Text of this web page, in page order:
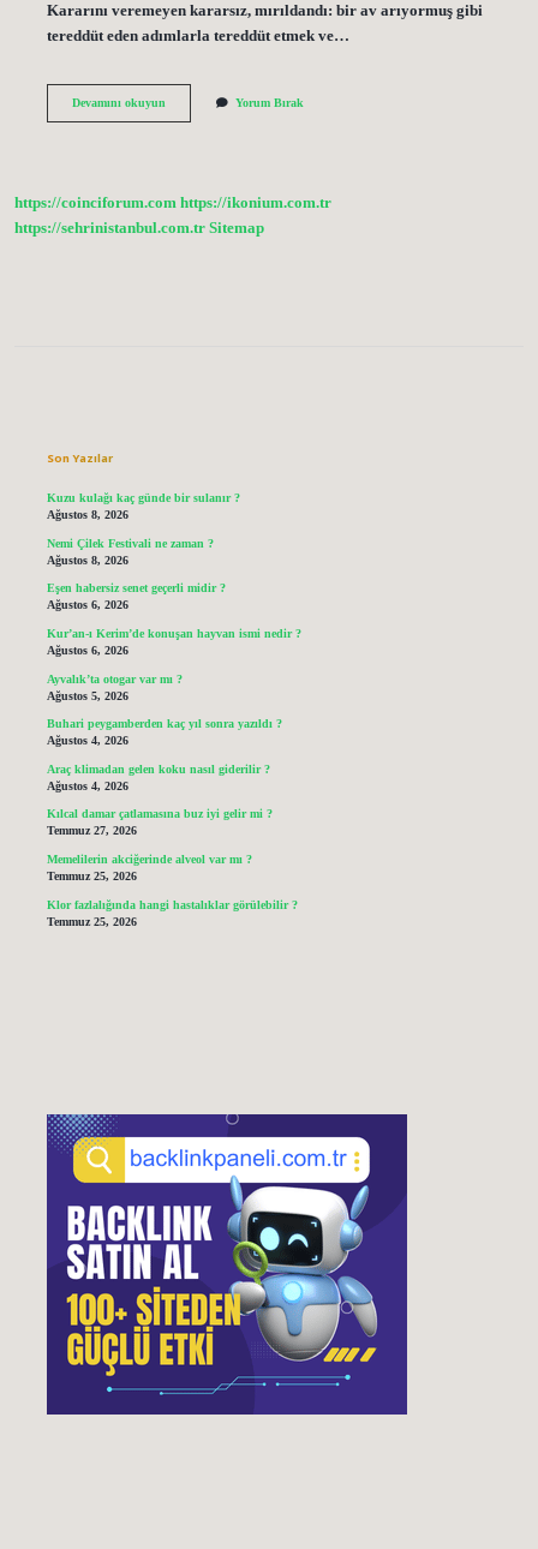
Kararını veremeyen kararsız, mırıldandı: bir av arıyormuş gibi
tereddüt eden adımlarla tereddüt etmek ve…
Devamını okuyunMütereddit
Yorum Bırak
https://coinciforum.com https://ikonium.com.tr
https://sehrinistanbul.com.tr Sitemap
Son Yazılar
Kuzu kulağı kaç günde bir sulanır ?
Ağustos 8, 2026
Nemi Çilek Festivali ne zaman ?
Ağustos 8, 2026
Eşen habersiz senet geçerli midir ?
Ağustos 6, 2026
Kur’an-ı Kerim’de konuşan hayvan ismi nedir ?
Ağustos 6, 2026
Ayvalık’ta otogar var mı ?
Ağustos 5, 2026
Buhari peygamberden kaç yıl sonra yazıldı ?
Ağustos 4, 2026
Araç klimadan gelen koku nasıl giderilir ?
Ağustos 4, 2026
Kılcal damar çatlamasına buz iyi gelir mi ?
Temmuz 27, 2026
Memelilerin akciğerinde alveol var mı ?
Temmuz 25, 2026
Klor fazlalığında hangi hastalıklar görülebilir ?
Temmuz 25, 2026